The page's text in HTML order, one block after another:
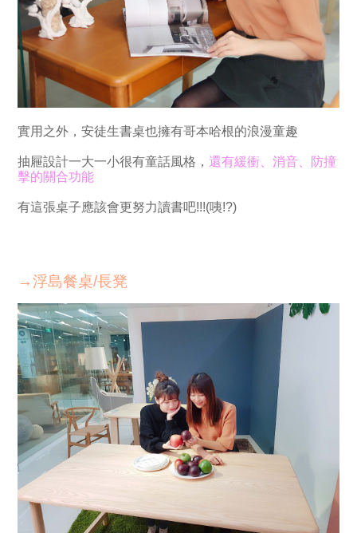
實用之外，安徒生書桌也擁有哥本哈根的浪漫童趣
抽屜設計一大一小很有童話風格， 還有緩衝、消音、防撞
擊的關合功能
有這張桌子應該會更努力讀書吧!!!(咦!?)
→浮島餐桌/長凳